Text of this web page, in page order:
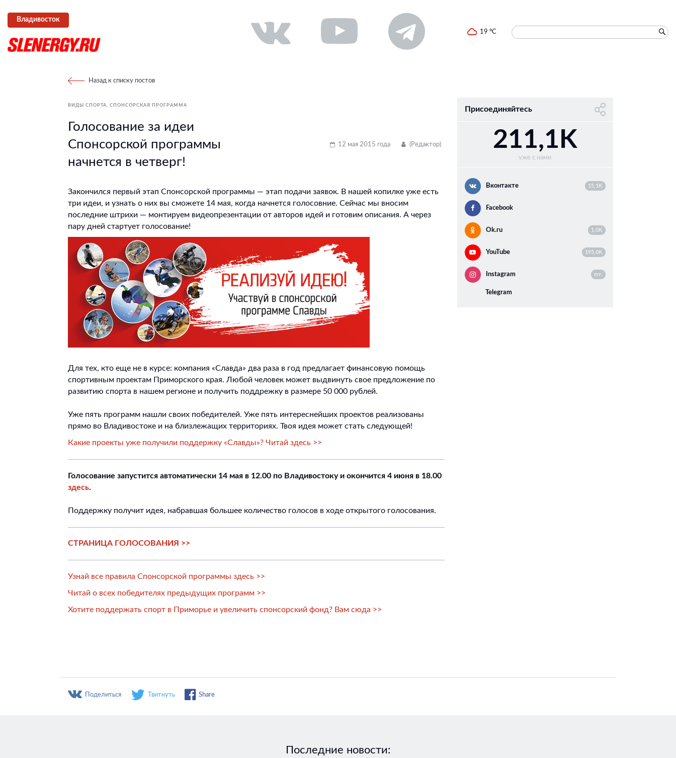
Владивосток
19 °C
Назад к списку постов
ВИДЫ СПОРТА СПОНСОРСКАЯ ПРОГРАММА
Голосование за идеи
Спонсорской программы
начнется в четверг!
12 мая 2015 года (Редактор)
Закончился первый этап Спонсорской программы — этап подачи заявок. В нашей копилке уже есть
три идеи, и узнать о них вы сможете 14 мая, когда начнется голосовние. Сейчас мы вносим
последние штрихи — монтируем видеопрезентации от авторов идей и готовим описания. А через
пару дней стартует голосование!
Для тех, кто еще не в курсе: компания «Славда» два раза в год предлагает финансовую помощь
спортивным проектам Приморского края. Любой человек может выдвинуть свое предложение по
развитию спорта в нашем регионе и получить поддрежку в размере 50 000 рублей.
Уже пять программ нашли своих победителей. Уже пять интереснейших проектов реализованы
прямо во Владивостоке и на близлежащих территориях. Твоя идея может стать следующей!
Какие проекты уже получили поддержку «Славды»? Читай здесь >>
Голосование запустится автоматически 14 мая в 12.00 по Владивостоку и окончится 4 июня в 18.00
здесь.
Поддержку получит идея, набравшая большее количество голосов в ходе открытого голосования.
СТРАНИЦА ГОЛОСОВАНИЯ >>
Узнай все правила Спонсорской программы здесь >>
Читай о всех победителях предыдущих программ >>
Хотите поддержать спорт в Приморье и увеличить спонсорский фонд? Вам сюда >>
Присоединяйтесь
211,1K
уже с нами
Вконтакте 15,1K
Facebook
Ok.ru 1,0K
YouTube 195,0K
Instagram err.
Telegram
Поделиться Твитнуть Share
Последние новости: